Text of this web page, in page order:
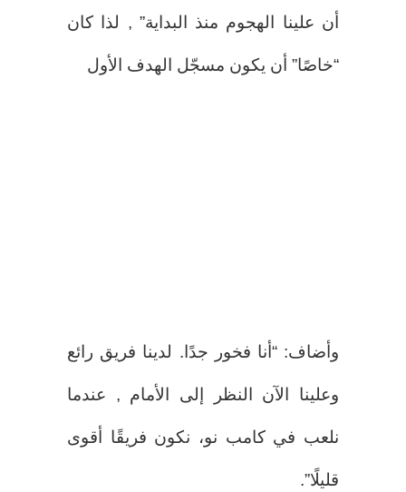
أن علينا الهجوم منذ البداية” , لذا كان
“خاصًا” أن يكون مسجّل الهدف الأول
وأضاف: “أنا فخور جدًا. لدينا فريق رائع
وعلينا الآن النظر إلى الأمام , عندما
نلعب في كامب نو، نكون فريقًا أقوى
قليلًا”.